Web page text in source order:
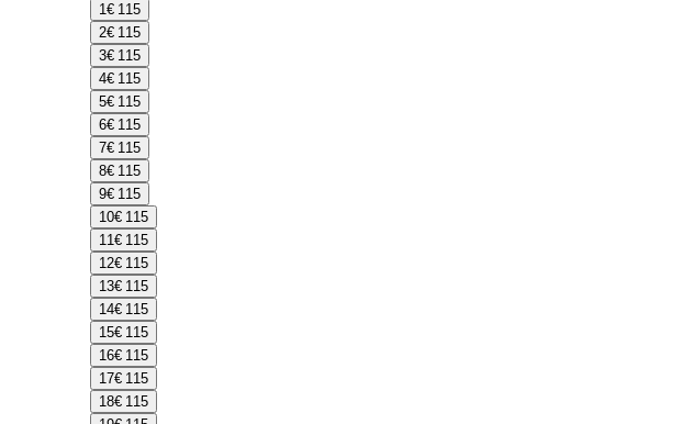
1€ 115
2€ 115
3€ 115
4€ 115
5€ 115
6€ 115
7€ 115
8€ 115
9€ 115
10€ 115
11€ 115
12€ 115
13€ 115
14€ 115
15€ 115
16€ 115
17€ 115
18€ 115